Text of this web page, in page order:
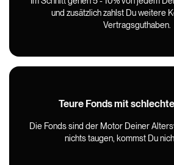
und zusätzlich zahlst Du weitere
Vertragsguthaben.
Teure Fonds mit
Die Fonds sind der Motor Deiner
nichts taugen, kommst Du